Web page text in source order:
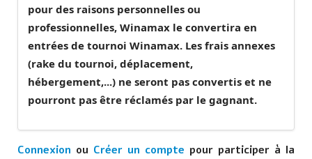
pour des raisons personnelles ou
professionnelles, Winamax le convertira en
entrées de tournoi Winamax. Les frais annexes
(rake du tournoi, déplacement,
hébergement,...) ne seront pas convertis et ne
pourront pas être réclamés par le gagnant.
Connexion ou Créer un compte pour participer à la